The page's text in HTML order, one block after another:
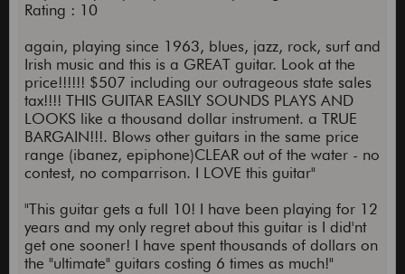
Rating : 10
again, playing since 1963, blues, jazz, rock, surf and
Irish music and this is a GREAT guitar. Look at the
price!!!!!! $507 including our outrageous state sales
tax!!!! THIS GUITAR EASILY SOUNDS PLAYS AND
LOOKS like a thousand dollar instrument. a TRUE
BARGAIN!!!. Blows other guitars in the same price
range (ibanez, epiphone)CLEAR out of the water - no
contest, no comparrison. I LOVE this guitar"
"This guitar gets a full 10! I have been playing for 12
years and my only regret about this guitar is I did'nt
get one sooner! I have spent thousands of dollars on
the "ultimate" guitars costing 6 times as much!"